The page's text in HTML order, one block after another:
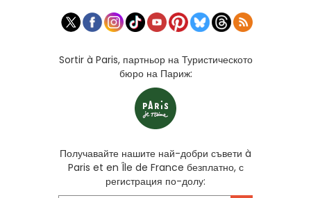
Sortir à Paris, партньор на Туристическото
бюро на Париж:
Получавайте нашите най-добри съвети à
Paris et en Île de France безплатно, с
регистрация по-долу: